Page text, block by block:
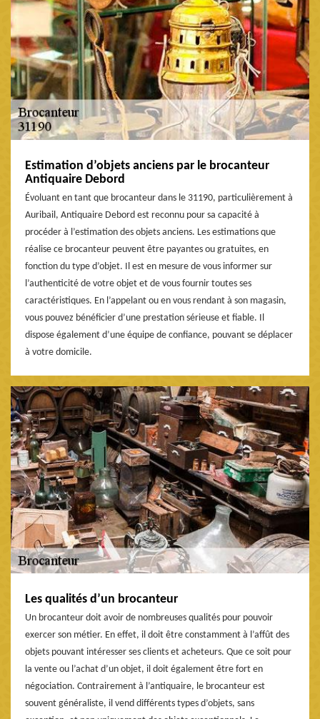
Estimation d’objets anciens par le brocanteur
Antiquaire Debord
Évoluant en tant que brocanteur dans le 31190, particulièrement à
Auribail, Antiquaire Debord est reconnu pour sa capacité à
procéder à l’estimation des objets anciens. Les estimations que
réalise ce brocanteur peuvent être payantes ou gratuites, en
fonction du type d’objet. Il est en mesure de vous informer sur
l’authenticité de votre objet et de vous fournir toutes ses
caractéristiques. En l’appelant ou en vous rendant à son magasin,
vous pouvez bénéficier d’une prestation sérieuse et fiable. Il
dispose également d’une équipe de confiance, pouvant se déplacer
à votre domicile.
Les qualités d’un brocanteur
Un brocanteur doit avoir de nombreuses qualités pour pouvoir
exercer son métier. En effet, il doit être constamment à l’affût des
objets pouvant intéresser ses clients et acheteurs. Que ce soit pour
la vente ou l’achat d’un objet, il doit également être fort en
négociation. Contrairement à l’antiquaire, le brocanteur est
souvent généraliste, il vend différents types d’objets, sans